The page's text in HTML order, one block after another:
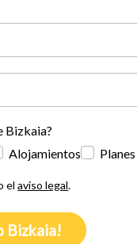
Bizkaia?
Alojamientos Planes
elaviso legal.
Bizkaia!